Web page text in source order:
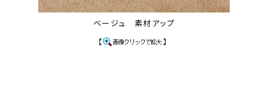
ベージュ 素材アップ